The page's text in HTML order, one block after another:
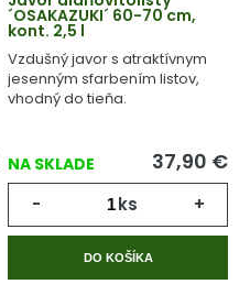
´OSAKAZUKI´ 60-70 cm,
kont. 2,5 l
Vzdušný javor s atraktívnym
jesenným sfarbením listov,
vhodný do tieňa.
NA SKLADE 37,90 €
- ks +
DO KOŠÍKA